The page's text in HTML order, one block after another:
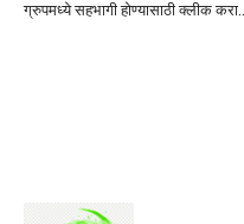
ग्रुपमध्ये सहभागी होण्यासाठी क्लीक